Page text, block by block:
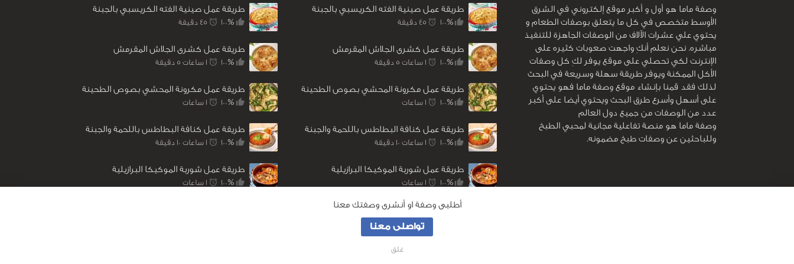
أطلبى وصفة او أنشرى وصفتك معنا
تواصلى معنا
غلق
طريقة عمل صينية الفته الكريسبي بالجبنة
100% 45 ‎دقيقة
طريقة عمل كشرى الجلاش المقرمش
100% 1 ساعات 5 ‎دقيقة
طريقة عمل مكرونة المحشي بصوص الطحينة
100% 1 ساعات
طريقة عمل كنافة البطاطس باللحمة والجبنة
100% 1 ساعات 10 ‎دقيقة
طريقة عمل شوربة الموكيكا البرازيلية
100% 1 ساعات
طريقة عمل صينية الفته الكريسبي بالجبنة
100% 45 ‎دقيقة
طريقة عمل كشرى الجلاش المقرمش
100% 1 ساعات 5 ‎دقيقة
طريقة عمل مكرونة المحشي بصوص الطحينة
100% 1 ساعات
طريقة عمل كنافة البطاطس باللحمة والجبنة
100% 1 ساعات 10 ‎دقيقة
طريقة عمل شوربة الموكيكا البرازيلية
100% 1 ساعات
وصفة ماما هو أول و أكبر موقع إلكتروني في الشرق
الأوسط متخصص في كل ما يتعلق بوصفات الطعام و
يحتوي علي عشرات الآلاف من الوصفات الجاهزة للتنفيذ
مباشره. نحن نعلم أنكِ واجهت صعوبات كثيره على
الإنترنت لكي تحصلي على موقع يوفر لكِ كل وصفات
الأكل الممكنة ويوفر طريقة سهلة وسريعة في البحث
لذلك فقد قمنا بإنشاء موقع وصفة ماما فهو يحتوي
على أسهل وأسرع طرق البحث ويحتوي أيضا على أكبر
عدد من الوصفات من جميع دول العالم
وصفة ماما هو منصة تفاعلية مجانية لمحبي الطبخ
وللباحثين عن وصفات طبخ مضمونه.